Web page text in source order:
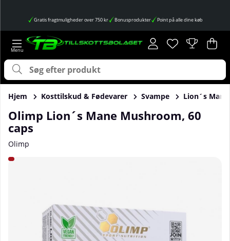
Gratis fragtmuligheder over 750 kr Bonusprodukter Point på alle dine køb
Ønskeliste
Antal på
. .
Hjem Kosttilskud & Fødevarer Svampe Lion´s Mane
Olimp Lion´s Mane Mushroom, 60
caps
Olimp
Produktbilleder Olimp Lion´s Mane Mushroom, 60 caps